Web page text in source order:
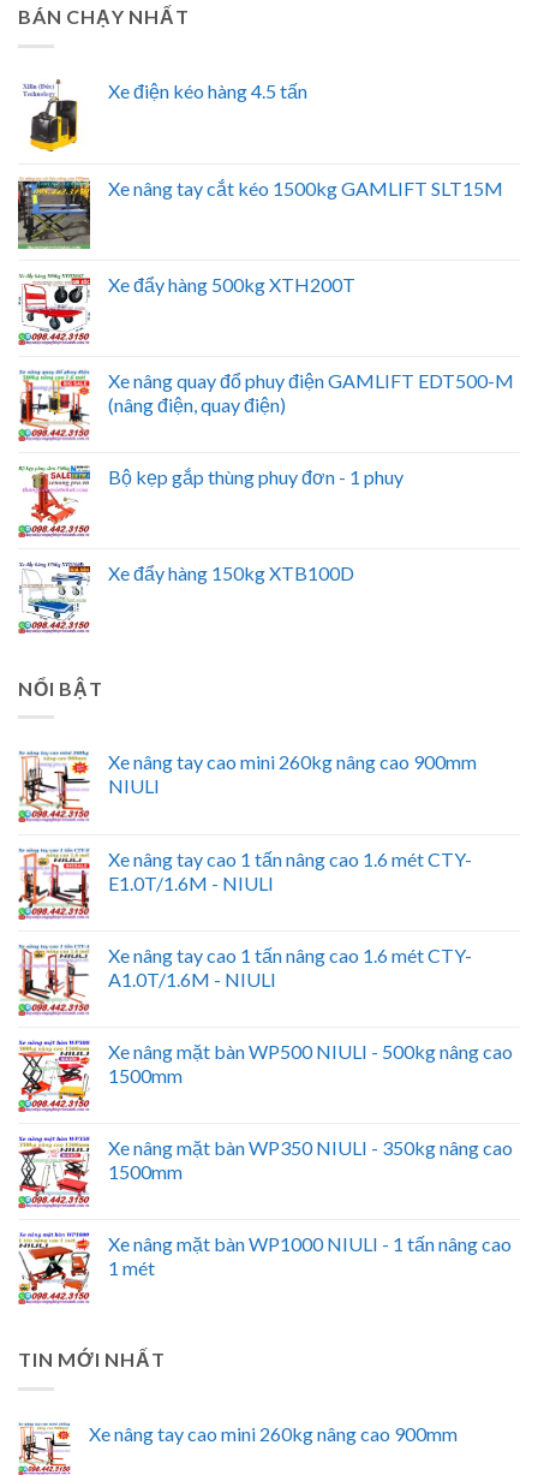
BÁN CHẠY NHẤT
Xe điện kéo hàng 4.5 tấn
Xe nâng tay cắt kéo 1500kg GAMLIFT SLT15M
Xe đẩy hàng 500kg XTH200T
Xe nâng quay đổ phuy điện GAMLIFT EDT500-M
(nâng điện, quay điện)
Bộ kẹp gắp thùng phuy đơn - 1 phuy
Xe đẩy hàng 150kg XTB100D
NỔI BẬT
Xe nâng tay cao mini 260kg nâng cao 900mm
NIULI
Xe nâng tay cao 1 tấn nâng cao 1.6 mét CTY-
E1.0T/1.6M - NIULI
Xe nâng tay cao 1 tấn nâng cao 1.6 mét CTY-
A1.0T/1.6M - NIULI
Xe nâng mặt bàn WP500 NIULI - 500kg nâng cao
1500mm
Xe nâng mặt bàn WP350 NIULI - 350kg nâng cao
1500mm
Xe nâng mặt bàn WP1000 NIULI - 1 tấn nâng cao
1 mét
TIN MỚI NHẤT
Xe nâng tay cao mini 260kg nâng cao 900mm